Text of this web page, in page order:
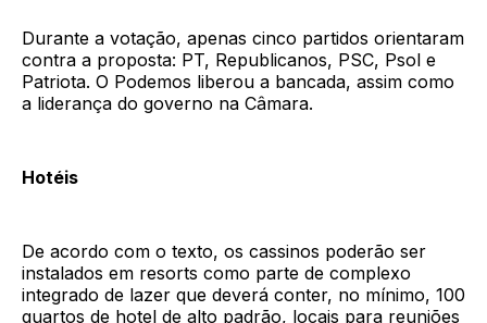
Durante a votação, apenas cinco partidos orientaram
contra a proposta: PT, Republicanos, PSC, Psol e
Patriota. O Podemos liberou a bancada, assim como
a liderança do governo na Câmara.
Hotéis
De acordo com o texto, os cassinos poderão ser
instalados em resorts como parte de complexo
integrado de lazer que deverá conter, no mínimo, 100
quartos de hotel de alto padrão, locais para reuniões